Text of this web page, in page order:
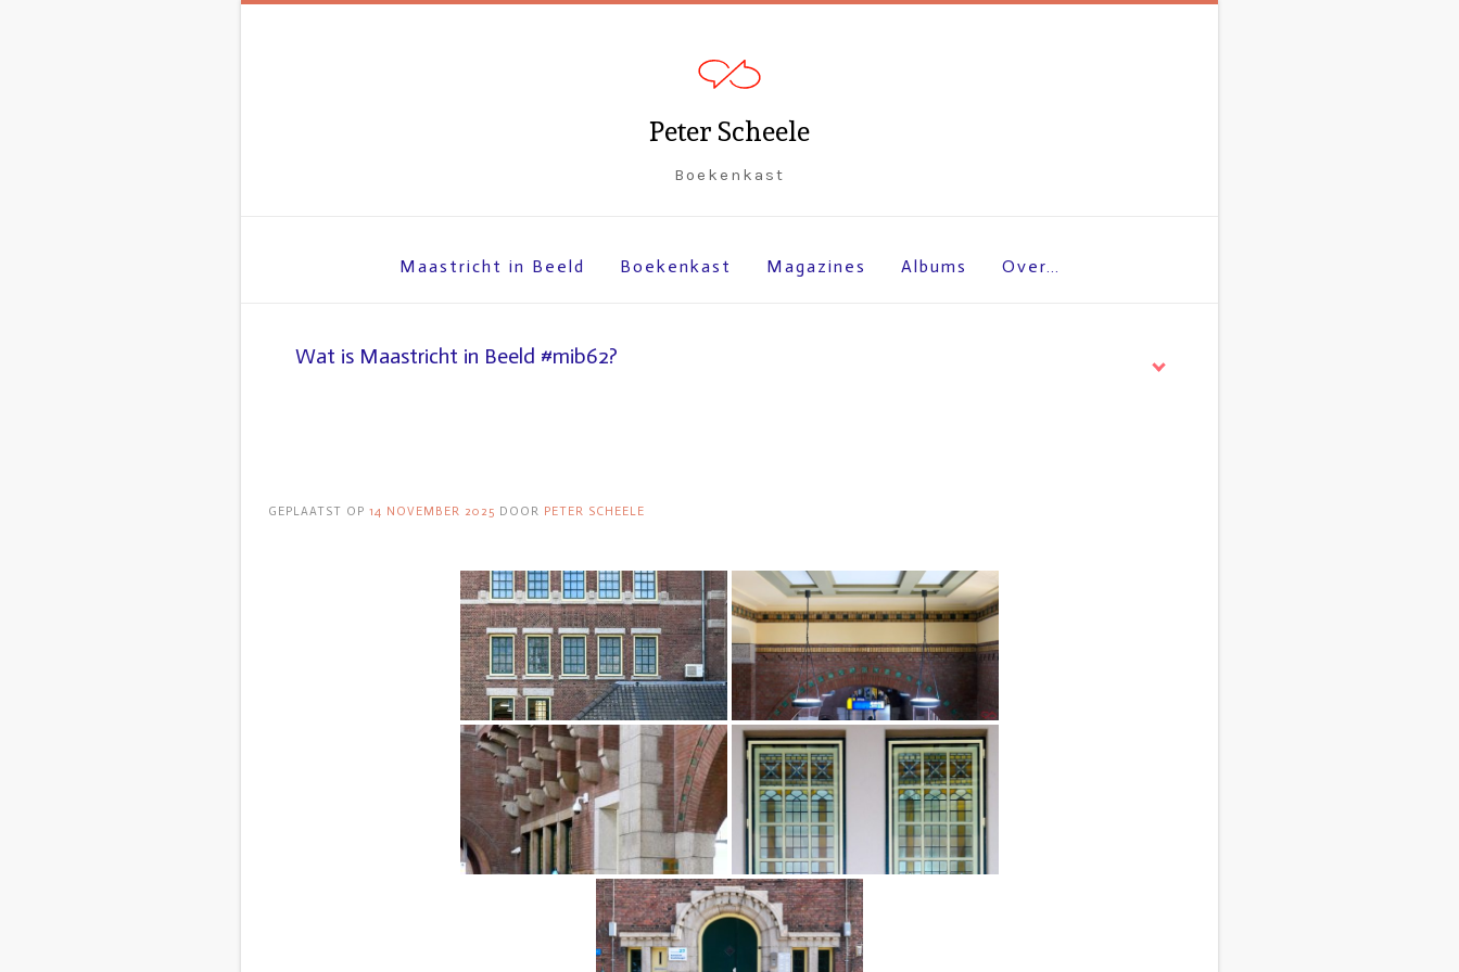
Peter Scheele
Boekenkast
Maastricht in Beeld Boekenkast Magazines Albums Over…
Wat is Maastricht in Beeld #mib62?
GEPLAATST OP 14 NOVEMBER 2025 DOOR PETER SCHEELE